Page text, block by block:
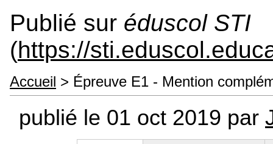
Publié sur éduscol STI
(https://
Accueil > Épreuve E1 - Mention
publié le 01 oct 2019 par